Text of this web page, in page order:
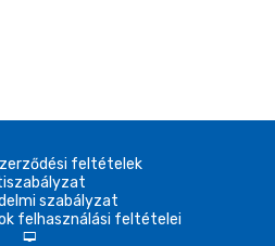
feltételek
szabályzat
felhasználási feltételei
d